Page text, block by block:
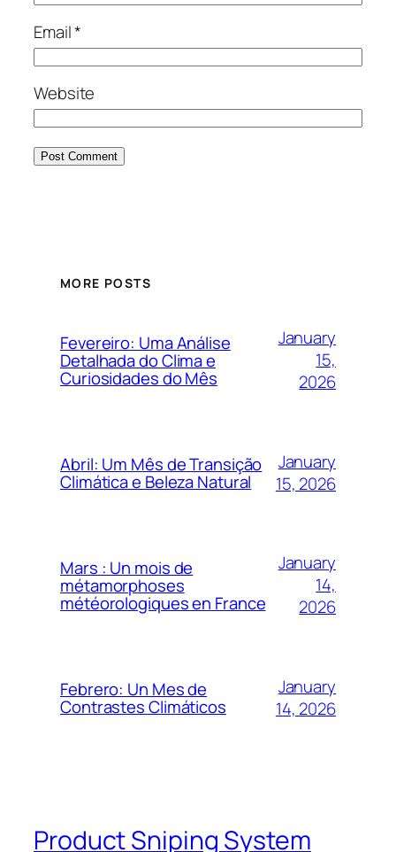
Email*
Website
MORE POSTS
Fevereiro: Uma Análise
Detalhada do Clima e
Curiosidades do Mês
January
15,
2026
Abril: Um Mês de Transição
Climática e Beleza Natural
January
15, 2026
Mars : Un mois de
métamorphoses
météorologiques en France
January
14,
2026
Febrero: Un Mes de
Contrastes Climáticos
January
14, 2026
Product Sniping System